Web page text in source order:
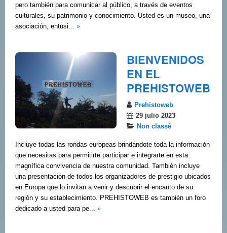
pero también para comunicar al público, a través de eventos
culturales, su patrimonio y conocimiento. Usted es un museo, una
asociación, entusi... »
BIENVENIDOS
EN EL
PREHISTOWEB
Prehistoweb
29 julio 2023
Non classé
Incluye todas las rondas europeas brindándote toda la información
que necesitas para permitirte participar e integrarte en esta
magnífica convivencia de nuestra comunidad. También incluye
una presentación de todos los organizadores de prestigio ubicados
en Europa que lo invitan a venir y descubrir el encanto de su
región y su establecimiento. PREHISTOWEB es también un foro
dedicado a usted para pe... »